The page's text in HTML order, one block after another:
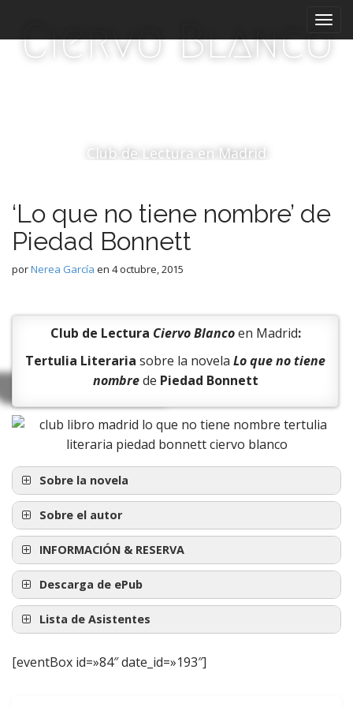
l
Ciervo Blanco
Club de Lectura en Madrid
‘Lo que no tiene nombre’ de
Piedad Bonnett
porNerea García en 4 octubre, 2015
Club de Lectura Ciervo Blanco en Madrid:
Tertulia Literaria sobre la novela Lo que no tiene
nombre de Piedad Bonnett
Sobre la novela
Esa noche hubo algo en la voz de su hijo
que la estremeció. “Gracias, mamá, por el
spa”, le oyó decir a través de Skype. Estaba
tan cargada de cariño, esa voz, que casi la
hace llorar. Pero ella es madre, claro. Y se
mantuvo fuerte. Ya no recuerda qué más
adiós? Pero esa voz, la voz de su hijo,
Sobre el autor
INFORMACIÓN & RESERVA
Descarga de ePub
Lista de Asistentes
Adrián Díaz (CBO)
[eventBox id=»84″ date_id=»193″]